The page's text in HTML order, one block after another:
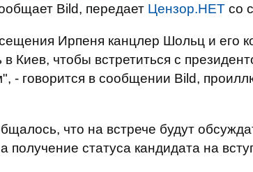
Bild, передает Цензор.НЕТ со
Ирпеня канцлер Шольц и его
в Киев, чтобы встретиться с
- говорится в сообщении Bild,
что на встрече будут
получение статуса кандидата на